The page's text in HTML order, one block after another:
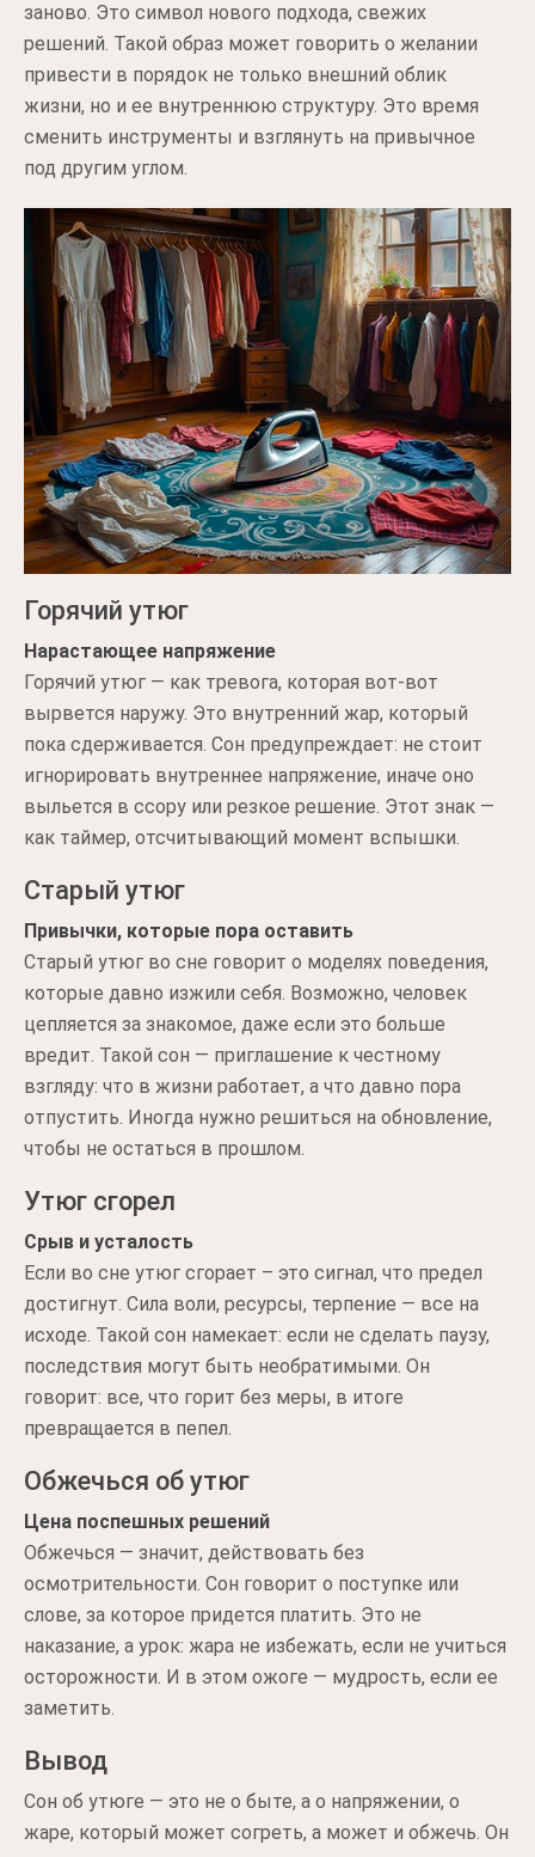
заново. Это символ нового подхода, свежих
решений. Такой образ может говорить о желании
привести в порядок не только внешний облик
жизни, но и ее внутреннюю структуру. Это время
сменить инструменты и взглянуть на привычное
под другим углом.
Горячий утюг
Нарастающее напряжение
Горячий утюг — как тревога, которая вот-вот
вырвется наружу. Это внутренний жар, который
пока сдерживается. Сон предупреждает: не стоит
игнорировать внутреннее напряжение, иначе оно
выльется в ссору или резкое решение. Этот знак —
как таймер, отсчитывающий момент вспышки.
Старый утюг
Привычки, которые пора оставить
Старый утюг во сне говорит о моделях поведения,
которые давно изжили себя. Возможно, человек
цепляется за знакомое, даже если это больше
вредит. Такой сон — приглашение к честному
взгляду: что в жизни работает, а что давно пора
отпустить. Иногда нужно решиться на обновление,
чтобы не остаться в прошлом.
Утюг сгорел
Срыв и усталость
Если во сне утюг сгорает – это сигнал, что предел
достигнут. Сила воли, ресурсы, терпение — все на
исходе. Такой сон намекает: если не сделать паузу,
последствия могут быть необратимыми. Он
говорит: все, что горит без меры, в итоге
превращается в пепел.
Обжечься об утюг
Цена поспешных решений
Обжечься — значит, действовать без
осмотрительности. Сон говорит о поступке или
слове, за которое придется платить. Это не
наказание, а урок: жара не избежать, если не учиться
осторожности. И в этом ожоге — мудрость, если ее
заметить.
Вывод
Сон об утюге — это не о быте, а о напряжении, о
жаре, который может согреть, а может и обжечь. Он